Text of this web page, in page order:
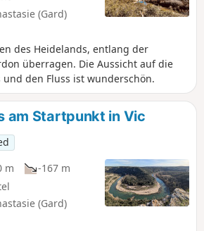
(Gard)
des Heidelands, entlang der
überragen. Die Aussicht auf die
und den Fluss ist wunderschön.
am Startpunkt in Vic
m
-167 m
(Gard)